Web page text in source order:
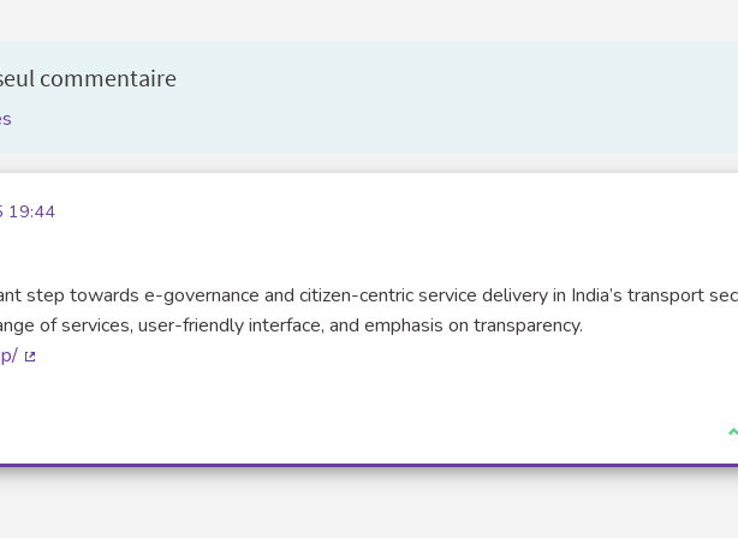
commentaire
19:44
step towards e-governance and citizen-centric service delivery in India’s transport
of services, user-friendly interface, and emphasis on transparency.